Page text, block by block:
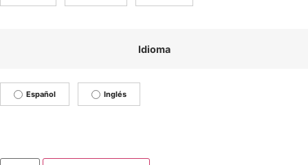
Idioma
Español Inglés